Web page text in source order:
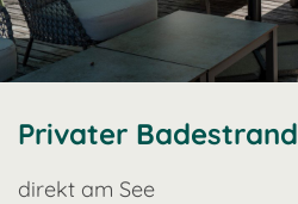
Privater Badestrand
direkt am See